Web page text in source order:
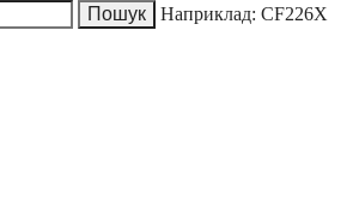
Наприклад: CF226X